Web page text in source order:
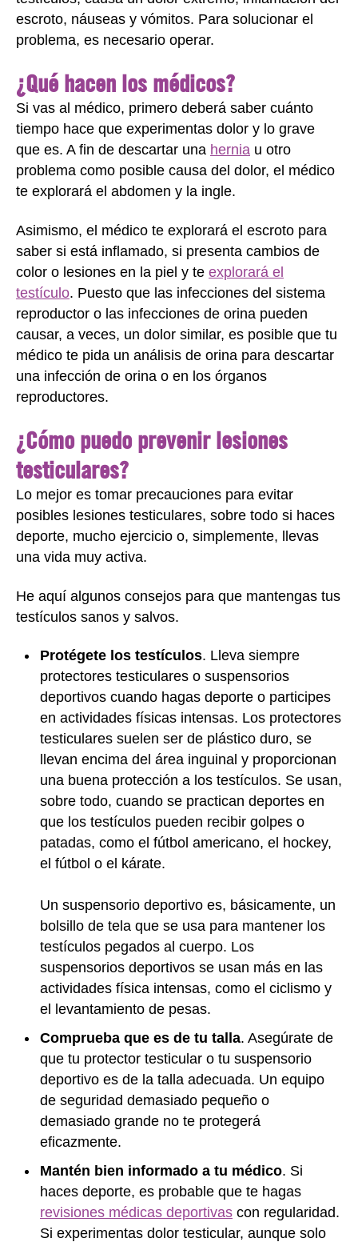
escroto, náuseas y vómitos. Para solucionar el
problema, es necesario operar.
¿Qué hacen los médicos?
Si vas al médico, primero deberá saber cuánto
tiempo hace que experimentas dolor y lo grave
que es. A fin de descartar una hernia u otro
problema como posible causa del dolor, el médico
te explorará el abdomen y la ingle.
Asimismo, el médico te explorará el escroto para
saber si está inflamado, si presenta cambios de
color o lesiones en la piel y te explorará el
testículo. Puesto que las infecciones del sistema
reproductor o las infecciones de orina pueden
causar, a veces, un dolor similar, es posible que tu
médico te pida un análisis de orina para descartar
una infección de orina o en los órganos
reproductores.
¿Cómo puedo prevenir lesiones
testiculares?
Lo mejor es tomar precauciones para evitar
posibles lesiones testiculares, sobre todo si haces
deporte, mucho ejercicio o, simplemente, llevas
una vida muy activa.
He aquí algunos consejos para que mantengas tus
testículos sanos y salvos.
Protégete los testículos. Lleva siempre
protectores testiculares o suspensorios
deportivos cuando hagas deporte o participes
en actividades físicas intensas. Los protectores
testiculares suelen ser de plástico duro, se
llevan encima del área inguinal y proporcionan
una buena protección a los testículos. Se usan,
sobre todo, cuando se practican deportes en
que los testículos pueden recibir golpes o
patadas, como el fútbol americano, el hockey,
el fútbol o el kárate.
Un suspensorio deportivo es, básicamente, un
bolsillo de tela que se usa para mantener los
testículos pegados al cuerpo. Los
suspensorios deportivos se usan más en las
actividades física intensas, como el ciclismo y
el levantamiento de pesas.
Comprueba que es de tu talla. Asegúrate de
que tu protector testicular o tu suspensorio
deportivo es de la talla adecuada. Un equipo
de seguridad demasiado pequeño o
demasiado grande no te protegerá
eficazmente.
Mantén bien informado a tu médico. Si
haces deporte, es probable que te hagas
revisiones médicas deportivas con regularidad.
Si experimentas dolor testicular, aunque solo